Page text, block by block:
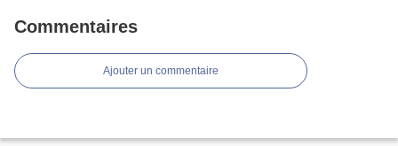
Commentaires
Ajouter un commentaire